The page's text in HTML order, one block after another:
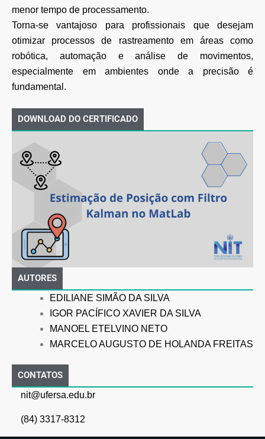
menor tempo de processamento.
Torna-se vantajoso para profissionais que desejam
otimizar processos de rastreamento em áreas como
robótica, automação e análise de movimentos,
especialmente em ambientes onde a precisão é
fundamental.
DOWNLOAD DO CERTIFICADO
AUTORES
EDILIANE SIMÃO DA SILVA
IGOR PACÍFICO XAVIER DA SILVA
MANOEL ETELVINO NETO
MARCELO AUGUSTO DE HOLANDA FREITAS
CONTATOS
nit@ufersa.edu.br
(84) 3317-8312